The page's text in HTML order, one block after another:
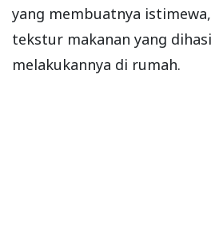
yang membuatnya
tekstur makanan yang
melakukannya di rumah.